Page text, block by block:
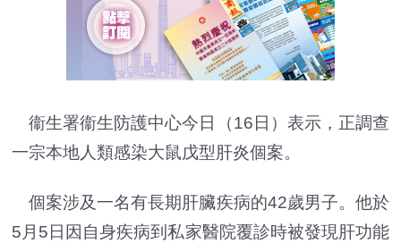
衞生署衞生防護中心今日（16日）表示，正調查
一宗本地人類感染大鼠戊型肝炎個案。
個案涉及一名有長期肝臟疾病的42歲男子。他於
5月5日因自身疾病到私家醫院覆診時被發現肝功能